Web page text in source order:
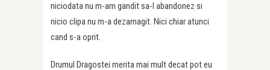
niciodata nu m-am gandit sa-l abandonez si
nicio clipa nu m-a dezamagit. Nici chiar atunci
cand s-a oprit.
Drumul Dragostei merita mai mult decat pot eu